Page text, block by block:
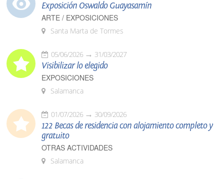
Exposición Oswaldo Guayasamín
ARTE / EXPOSICIONES
Santa Marta de Tormes
05/06/2026 31/03/2027
Visibilizar lo elegido
EXPOSICIONES
Salamanca
01/07/2026 30/09/2026
122 Becas de residencia con alojamiento completo y
gratuito
OTRAS ACTIVIDADES
Salamanca